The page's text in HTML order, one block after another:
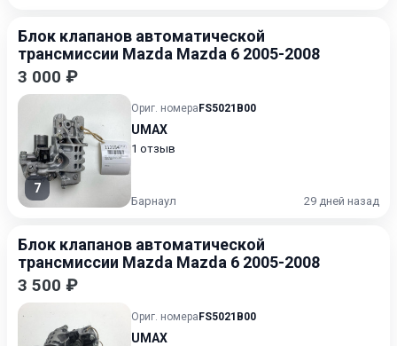
Блок клапанов автоматической
трансмиссии Mazda Mazda 6 2005-2008
3 000 ₽
7
Ориг. номера FS5021B00
UMAX
1 отзыв
Барнаул 29 дней назад
Блок клапанов автоматической
трансмиссии Mazda Mazda 6 2005-2008
3 500 ₽
Ориг. номера FS5021B00
UMAX